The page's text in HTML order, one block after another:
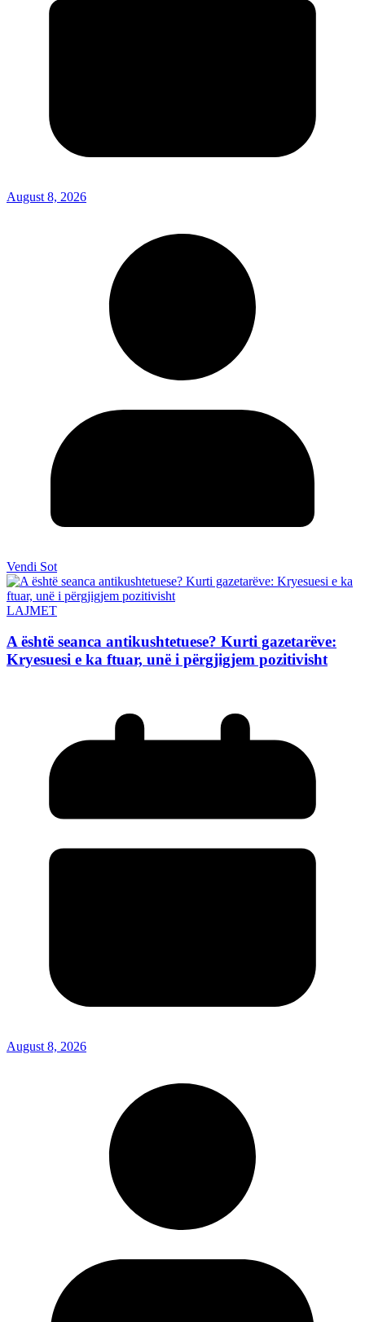
August 8, 2026
Vendi Sot
LAJMET
A është seanca antikushtetuese? Kurti gazetarëve:
Kryesuesi e ka ftuar, unë i përgjigjem pozitivisht
August 8, 2026